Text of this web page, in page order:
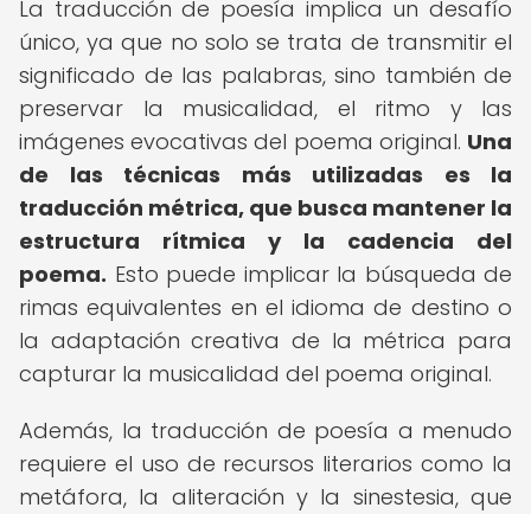
La traducción de poesía implica un desafío
único, ya que no solo se trata de transmitir el
significado de las palabras, sino también de
preservar la musicalidad, el ritmo y las
imágenes evocativas del poema original. Una
de las técnicas más utilizadas es la
traducción métrica, que busca mantener la
estructura rítmica y la cadencia del
poema. Esto puede implicar la búsqueda de
rimas equivalentes en el idioma de destino o
la adaptación creativa de la métrica para
capturar la musicalidad del poema original.
Además, la traducción de poesía a menudo
requiere el uso de recursos literarios como la
metáfora, la aliteración y la sinestesia, que